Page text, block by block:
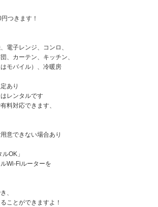
つきます！
電子レンジ、コンロ、
、カーテン、キッチン、
モバイル）、冷暖房
あり
レンタルです
料対応できます、
意できない場合あり
OK」
Wi-Fiルーターを
、
ことができますよ！